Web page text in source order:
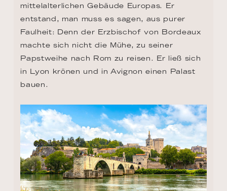
mittelalterlichen Gebäude Europas. Er
entstand, man muss es sagen, aus purer
Faulheit: Denn der Erzbischof von Bordeaux
machte sich nicht die Mühe, zu seiner
Papstweihe nach Rom zu reisen. Er ließ sich
in Lyon krönen und in Avignon einen Palast
bauen.